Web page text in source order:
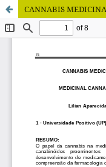
CANNABIS